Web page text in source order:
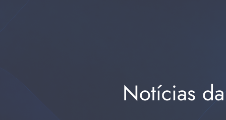
Notícias